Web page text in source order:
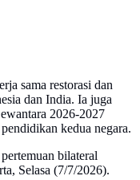
sama restorasi dan
dan India. Ia juga
2026-2027
kedua negara.
bilateral
Selasa (7/7/2026).